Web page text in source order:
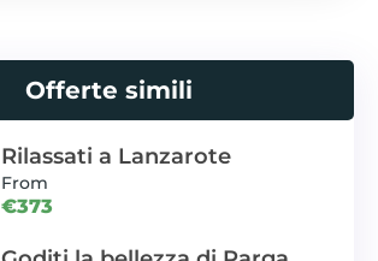
Offerte simili
Rilassati a Lanzarote
From
€373